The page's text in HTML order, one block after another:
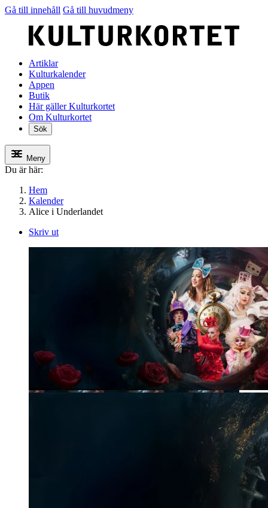
Gå till innehåll Gå till huvudmeny
Artiklar
Kulturkalender
Appen
Butik
Här gäller Kulturkortet
Om Kulturkortet
Sök
Meny
Du är här:
Hem
Kalender
Alice i Underlandet
Skriv ut